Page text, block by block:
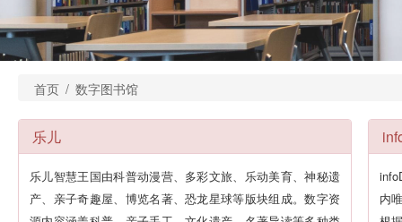
首页 / 数字图书馆
乐儿
乐儿智慧王国由科普动漫营、多彩文旅、乐动美育、神秘遗
产、亲子奇趣屋、博览名著、恐龙星球等版块组成。数字资
内